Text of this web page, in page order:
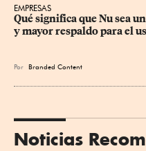
EMPRESAS
Qué significa que Nu sea
y mayor respaldo para el
Por Branded Content
Noticias